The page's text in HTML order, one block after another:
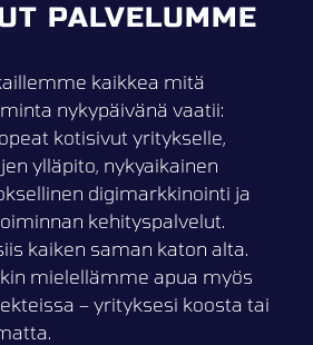
PALVELUMME
kaikkea mitä
nykypäivänä vaatii:
kotisivut yritykselle,
ylläpito, nykyaikainen
digimarkkinointi ja
kehityspalvelut.
kaiken saman katon alta.
mielellämme apua myös
– yrityksesi koosta tai